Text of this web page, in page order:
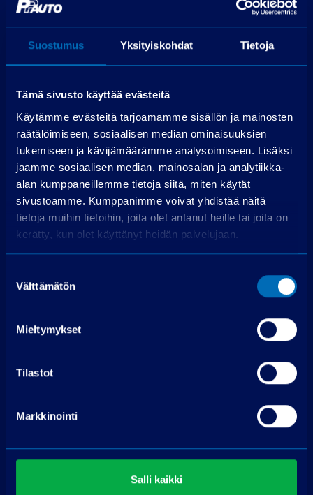
Suostumus Yksityiskohdat Tietoja
Tämä sivusto käyttää evästeitä
Käytämme evästeitä tarjoamamme sisällön ja mainosten
räätälöimiseen, sosiaalisen median ominaisuuksien
tukemiseen ja kävijämäärämme analysoimiseen. Lisäksi
jaamme sosiaalisen median, mainosalan ja analytiikka-
alan kumppaneillemme tietoja siitä, miten käytät
sivustoamme. Kumppanimme voivat yhdistää näitä
tietoja muihin tietoihin, joita olet antanut heille tai joita on
kerätty, kun olet käyttänyt heidän palvelujaan.
valinta
Välttämätön
Mieltymykset
Tilastot
Markkinointi
Salli kaikki
Ota yhteyttä
Maksjoentie 8
08200 Lohja
Soita puh. 075 3040 5210
Pyydä tarjous
Nimi
Sähköpostiosoite
Muu viesti
Vaihtoauton tiedot